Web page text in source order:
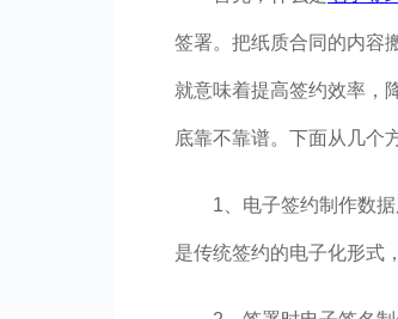
签署。把纸质合同的内容
就意味着提高签约效率，
底靠不靠谱。下面从几个
1、电子签约制作数
是传统签约的电子化形式